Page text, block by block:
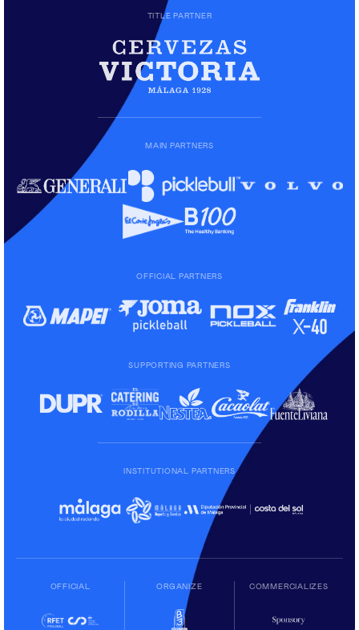
TITLE PARTNER
MAIN PARTNERS
OFFICIAL PARTNERS
SUPPORTING PARTNERS
INSTITUTIONAL PARTNERS
OFFICIAL ORGANIZE COMMERCIALIZES